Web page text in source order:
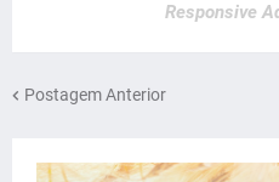
Responsive
Postagem Anterior